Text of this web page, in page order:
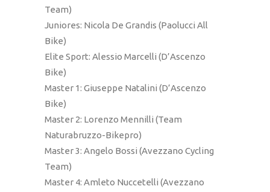
Team)
Juniores: Nicola De Grandis (Paolucci All
Bike)
Elite Sport: Alessio Marcelli (D’Ascenzo
Bike)
Master 1: Giuseppe Natalini (D’Ascenzo
Bike)
Master 2: Lorenzo Mennilli (Team
Naturabruzzo-Bikepro)
Master 3: Angelo Bossi (Avezzano Cycling
Team)
Master 4: Amleto Nuccetelli (Avezzano